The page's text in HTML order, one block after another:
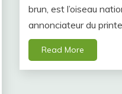
brun, est l’oiseau
annonciateur du
Read More